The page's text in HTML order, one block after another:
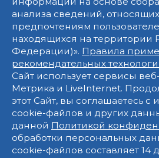
анализа сведений,
предпочтениям
находящихся на территории
Федерации)». Правила
рекомендательных
Сайт использует сервисы
Метрика и LiveInternet.
этот Сайт, вы соглашаетесь с
cookie-файлов и других
данной Политикой
обработки персональных
cookie-файлов составляет 14